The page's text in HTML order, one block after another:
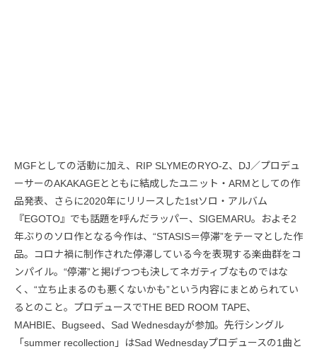
MGFとしての活動に加え、RIP SLYMEのRYO-Z、DJ／プロデュ
ーサーのAKAKAGEとともに結成したユニット・ARMとしての作
品発表、さらに2020年にリリースした1stソロ・アルバム
『EGOTO』でも話題を呼んだラッパー、SIGEMARU。およそ2
年ぶりのソロ作となる今作は、“STASIS＝停滞”をテーマとした作
品。コロナ禍に制作された停滞している今を表現する楽曲群をコ
ンパイル。“停滞”と掲げつつも決してネガティブなものではな
く、“立ち止まるのも悪くないかも”という内容にまとめられてい
るとのこと。プロデュースでTHE BED ROOM TAPE、
MAHBIE、Bugseed、Sad Wednesdayが参加。先行シングル
「summer recollection」はSad Wednesdayプロデュースの1曲と